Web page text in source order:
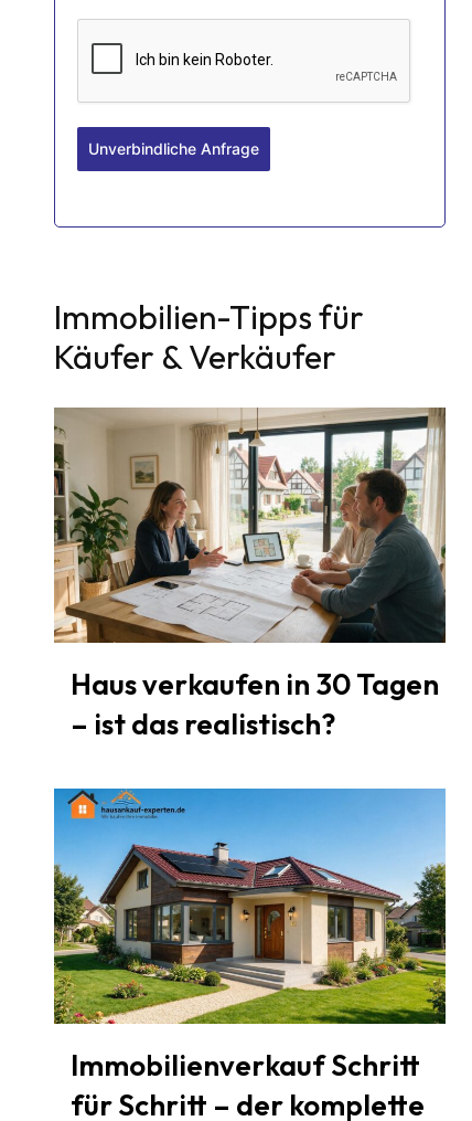
Unverbindliche Anfrage
Immobilien-Tipps für
Käufer & Verkäufer
Haus verkaufen in 30 Tagen
– ist das realistisch?
Immobilienverkauf Schritt
für Schritt – der komplette